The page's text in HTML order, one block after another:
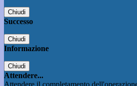
Chiudi
Successo
Chiudi
Informazione
Chiudi
Attendere...